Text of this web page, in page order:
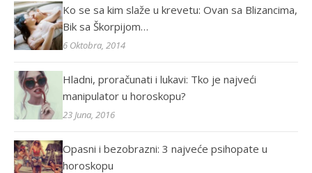
Ko se sa kim slaže u krevetu: Ovan sa Blizancima,
Bik sa Škorpijom…
6 Oktobra, 2014
Hladni, proračunati i lukavi: Tko je najveći
manipulator u horoskopu?
23 Juna, 2016
Opasni i bezobrazni: 3 najveće psihopate u
horoskopu